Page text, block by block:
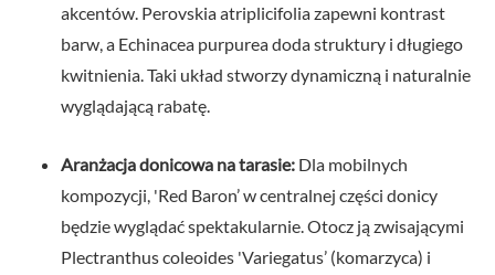
akcentów. Perovskia atriplicifolia zapewni kontrast
barw, a Echinacea purpurea doda struktury i długiego
kwitnienia. Taki układ stworzy dynamiczną i naturalnie
wyglądającą rabatę.
Aranżacja donicowa na tarasie: Dla mobilnych
kompozycji, 'Red Baron’ w centralnej części donicy
będzie wyglądać spektakularnie. Otocz ją zwisającymi
Plectranthus coleoides 'Variegatus’ (komarzyca) i